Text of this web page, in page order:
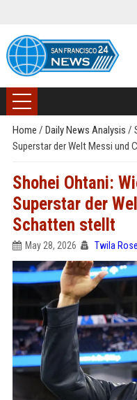
Home / Daily News Analysis /
Superstar der Welt Messi und
Shohei Ohtani:
Superstar der
Schatten stellt
May 28, 2026 Twila